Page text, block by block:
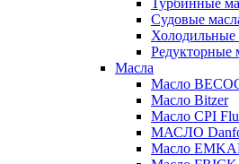
Турбинные
Судовые
Холодильные
Редукторные
Масла
Масло
Масло Bitzer
Масло CPI
МАСЛО
Масло